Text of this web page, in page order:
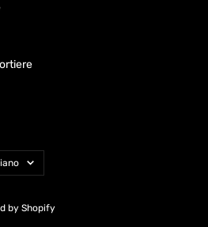
by Shopify